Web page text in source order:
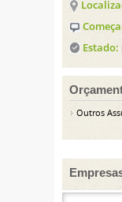
Estado:
Outros